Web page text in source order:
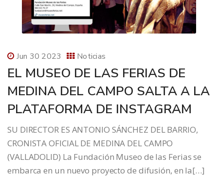
Jun 30 2023 Noticias
EL MUSEO DE LAS FERIAS DE
MEDINA DEL CAMPO SALTA A LA
PLATAFORMA DE INSTAGRAM
SU DIRECTOR ES ANTONIO SÁNCHEZ DEL BARRIO,
CRONISTA OFICIAL DE MEDINA DEL CAMPO
(VALLADOLID) La Fundación Museo de las Ferias se
embarca en un nuevo proyecto de difusión, en la[…]